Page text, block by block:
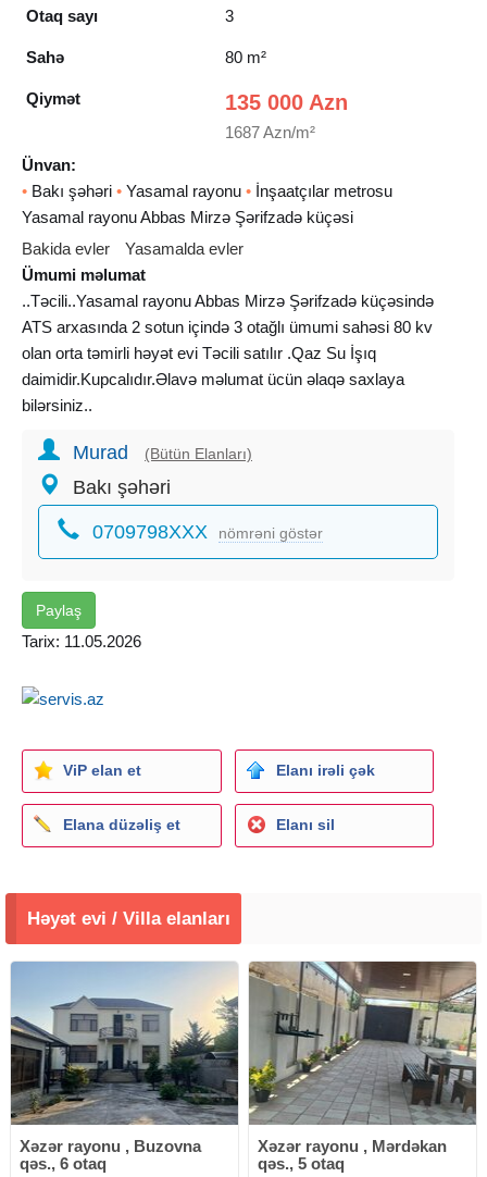
Otaq sayı 3
Sahə 80 m²
Qiymət 135 000 Azn
1687 Azn/m²
Ünvan:
• Bakı şəhəri • Yasamal rayonu • İnşaatçılar metrosu
Yasamal rayonu Abbas Mirzə Şərifzadə küçəsi
Bakida evler
Yasamalda evler
Ümumi məlumat
..Təcili..Yasamal rayonu Abbas Mirzə Şərifzadə küçəsində
ATS arxasında 2 sotun içində 3 otağlı ümumi sahəsi 80 kv
olan orta təmirli həyət evi Təcili satılır .Qaz Su İşıq
daimidir.Kupcalıdır.Əlavə məlumat ücün əlaqə saxlaya
bilərsiniz..
Murad (Bütün Elanları)
Bakı şəhəri
0709798XXX nömrəni göstər
Paylaş
Tarix: 11.05.2026
ViP elan et Elanı irəli çək
Elana düzəliş et Elanı sil
Həyət evi / Villa elanları
Xəzər rayonu , Buzovna
qəs., 6 otaq
Xəzər rayonu , Mərdəkan
qəs., 5 otaq